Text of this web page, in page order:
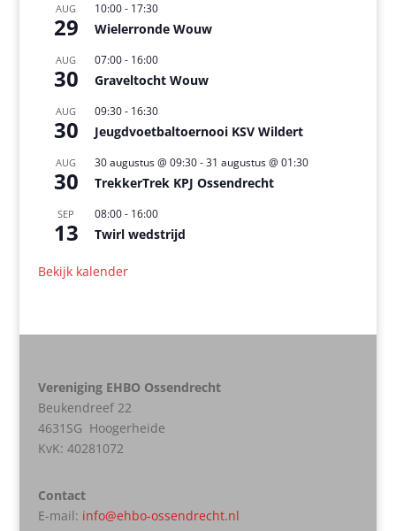
AUG
29
10:00- 17:30
Wielerronde Wouw
AUG
30
07:00- 16:00
Graveltocht Wouw
AUG
30
09:30- 16:30
Jeugdvoetbaltoernooi KSV Wildert
AUG
30
30 augustus @ 09:30-31 augustus @ 01:30
TrekkerTrek KPJ Ossendrecht
SEP
13
08:00- 16:00
Twirl wedstrijd
Bekijk kalender
Vereniging EHBO Ossendrecht
Beukendreef 22
4631SG Hoogerheide
KvK: 40281072
Contact
E-mail: info@ehbo-ossendrecht.nl